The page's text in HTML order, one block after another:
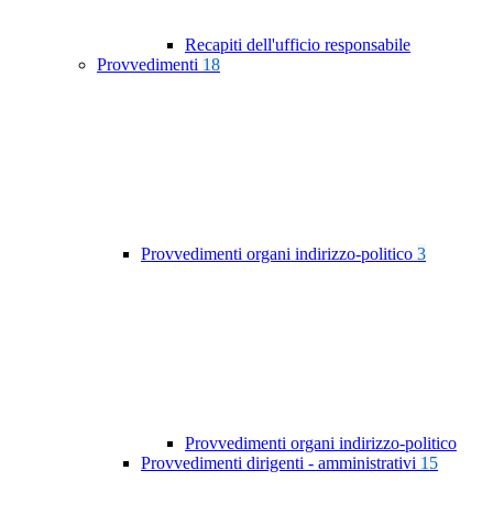
Recapiti dell'ufficio responsabile
Provvedimenti 18
Provvedimenti organi indirizzo-politico 3
Provvedimenti organi indirizzo-politico
Provvedimenti dirigenti - amministrativi 15